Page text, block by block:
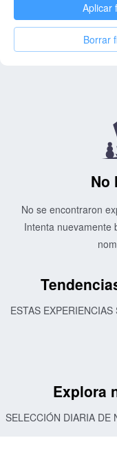
Aplicar
Borrar
No
No se encontraron
Intenta nuevamente
ESTAS
Explora
SELECCIÓN DIARIA DE